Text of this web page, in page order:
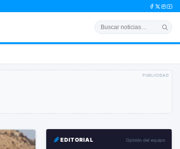
PUBLICIDAD
EDITORIAL Opinión del equipo